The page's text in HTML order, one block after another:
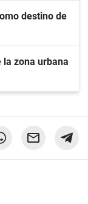
destino de
zona urbana